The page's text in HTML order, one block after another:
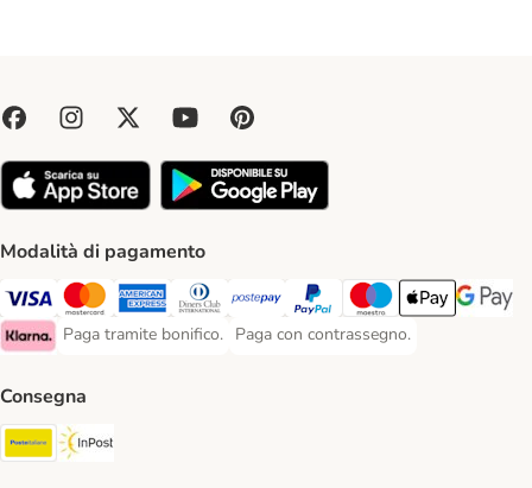
Modalità di pagamento
Paga con Visa. Payment Method
Paga con Mastercard. Payment Method
Paga con American Express. Payment Method
Paga con Diners Club. Payment Method
Paga con Postepay. Payment Method
Paga con PayPal. Payment
Paga con Maestro.
Apple PayGoogle
Klarna Payment Method
Paga tramite bonifico.
Paga tramite bonifico. Payment Method
Paga con contrassegno.
Paga con contrassegno. Payment
Consegna
Poste Italiane. Shipping Method